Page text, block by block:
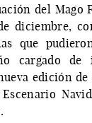
del Mago
diciembre,
que
cargado
edición